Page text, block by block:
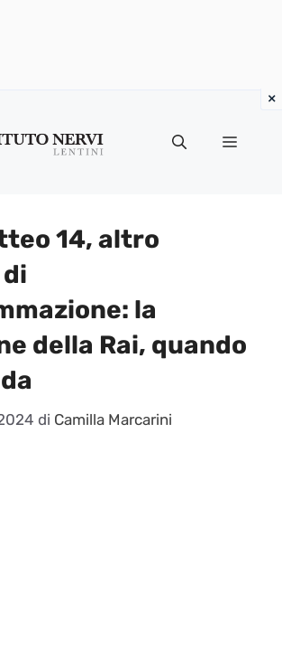
Menu
14, altro
la
della Rai, quando
di Camilla Marcarini